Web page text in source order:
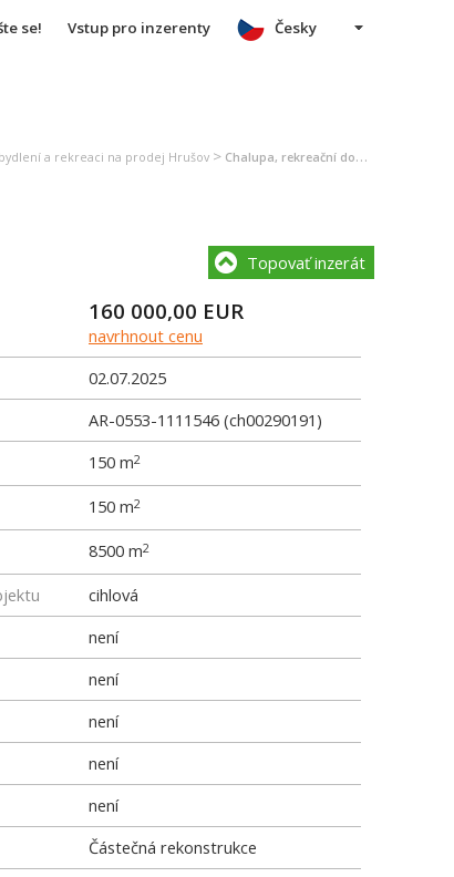
se! Vstup pro inzerenty Česky
a rekreaci na prodej Hrušov > Chalupa, rekreační domek na prodej Hrušov
Topovať inzerát
160 000,00 EUR
navrhnout cenu
02.07.2025
AR-0553-1111546 (ch00290191)
150 m2
150 m2
8500 m2
cihlová
není
není
není
není
není
Částečná rekonstrukce